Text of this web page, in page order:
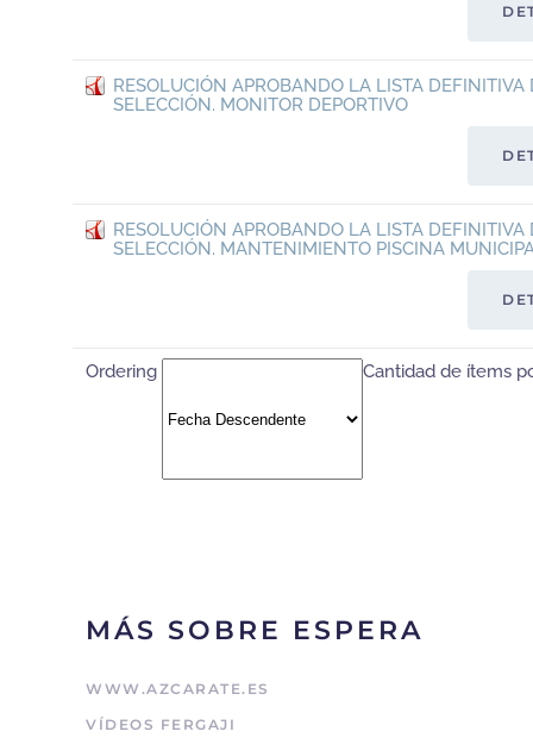
RESOLUCIÓN APROBANDO LA LISTA DEFINITIVA
SELECCIÓN. MONITOR DEPORTIVO
RESOLUCIÓN APROBANDO LA LISTA DEFINITIVA
SELECCIÓN. MANTENIMIENTO PISCINA
Ordering Cantidad de ítems
MÁS SOBRE ESPERA
WWW.AZCARATE.ES
VÍDEOS FERGAJI